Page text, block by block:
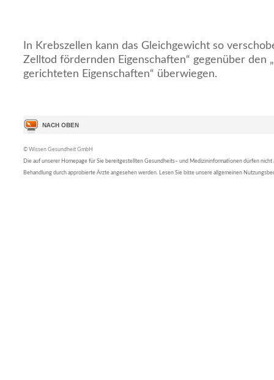
In Krebszellen kann das Gleichgewicht so
Zelltod fördernden Eigenschaften“ gegenüber den
gerichteten Eigenschaften“ überwiegen.
© Wissen Gesundheit GmbH
Die auf unserer Homepage für Sie bereitgestellten Gesundheits– und Medizininformationen dürfen nicht
Behandlung durch approbierte Ärzte angesehen werden. Lesen Sie bitte unsere allgemeinen